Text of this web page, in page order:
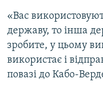
«Вас
державу, то інша
зробите, у цьому
використає і
повазі до Кабо-